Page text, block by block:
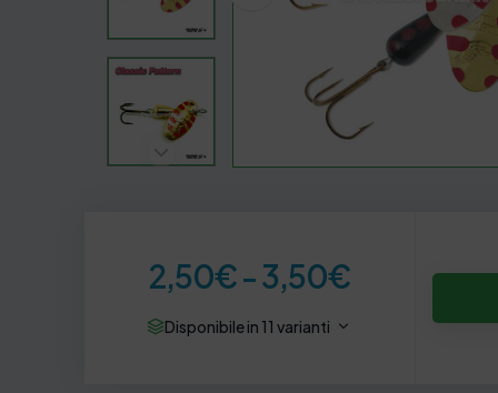
2,50€-3,50€F
Disponibile in 11 varianti